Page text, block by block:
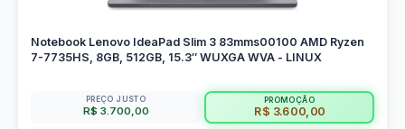
Notebook Lenovo IdeaPad Slim 3 83mms00100 AMD Ryzen
7-7735HS, 8GB, 512GB, 15.3″ WUXGA WVA - LINUX
PREÇO JUSTO
R$ 3.700,00
PROMOÇÃO
R$ 3.600,00